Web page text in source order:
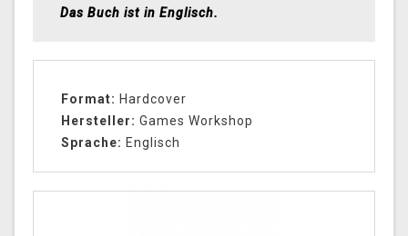
Das Buch ist in Englisch.
Format: Hardcover
Hersteller: Games Workshop
Sprache: Englisch